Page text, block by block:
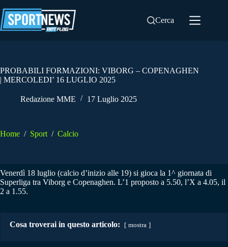
al
contenuto
Cerca
PROBABILI FORMAZIONI: VIBORG – COPENAGHEN
| MERCOLEDI’ 16 LUGLIO 2025
Redazione MME 17 Luglio 2025
Home / Sport / Calcio
Venerdì 18 luglio (calcio d’inizio alle 19) si gioca la 1^ giornata di
Superliga tra Viborg e Copenaghen. L’1 proposto a 5.50, l’X a 4.05, il
2 a 1.55.
Cosa troverai in questo articolo: mostra